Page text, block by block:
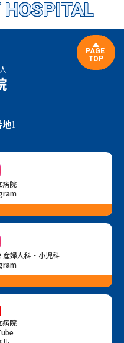
1
病院
産婦人科・小児科
病院
PAGE
TOP